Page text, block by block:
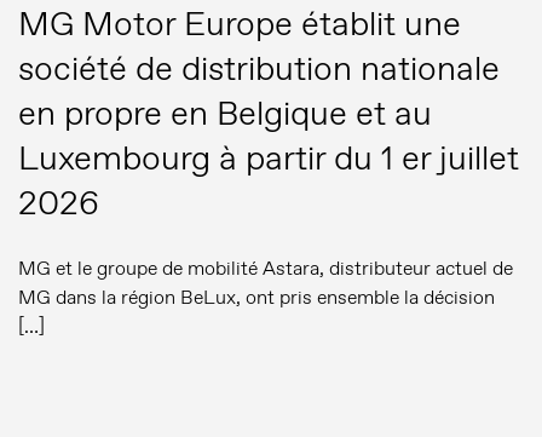
MG Motor Europe établit une
société de distribution nationale
en propre en Belgique et au
Luxembourg à partir du 1 er juillet
2026
MG et le groupe de mobilité Astara, distributeur actuel de
MG dans la région BeLux, ont pris ensemble la décision
[…]